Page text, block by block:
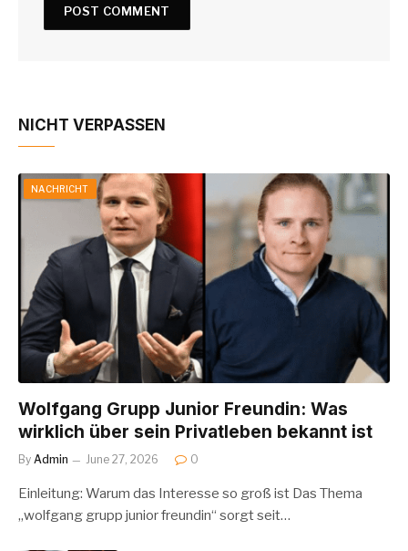
NICHT VERPASSEN
NACHRICHT
Wolfgang Grupp Junior Freundin: Was
wirklich über sein Privatleben bekannt ist
By Admin June 27, 2026 0
Einleitung: Warum das Interesse so groß ist Das Thema
„wolfgang grupp junior freundin“ sorgt seit…